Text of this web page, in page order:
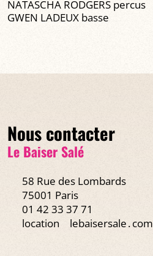
NATASCHA RODGERS percus
GWEN LADEUX basse
Nous contacter
Le Baiser Salé
58 Rue des Lombards
75001 Paris
01 42 33 37 71
location
lebaisersale․com